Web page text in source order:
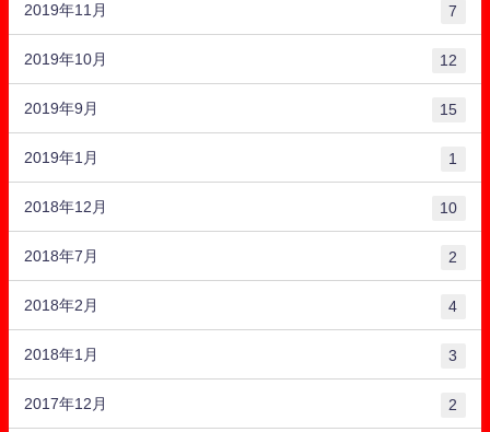
2019年11月 7
2019年10月 12
2019年9月 15
2019年1月 1
2018年12月 10
2018年7月 2
2018年2月 4
2018年1月 3
2017年12月 2